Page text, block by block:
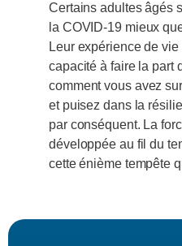
Certains adultes âgés
la COVID-19 mieux
Leur expérience de
capacité à faire la part
comment vous avez
et puisez dans la
par conséquent. La
développée au fil du
cette énième tempête